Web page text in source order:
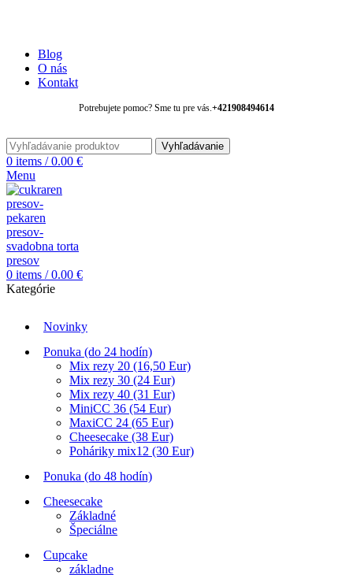
Blog
O nás
Kontakt
Potrebujete pomoc? Sme tu pre vás.+421908494614
Vyhľadávanie
0 items / 0.00 €
Menu
0 items / 0.00 €
Kategórie
Novinky
Ponuka (do 24 hodín)
Mix rezy 20 (16,50 Eur)
Mix rezy 30 (24 Eur)
Mix rezy 40 (31 Eur)
MiniCC 36 (54 Eur)
MaxiCC 24 (65 Eur)
Cheesecake (38 Eur)
Poháriky mix12 (30 Eur)
Ponuka (do 48 hodín)
Cheesecake
Základné
Špeciálne
Cupcake
základne